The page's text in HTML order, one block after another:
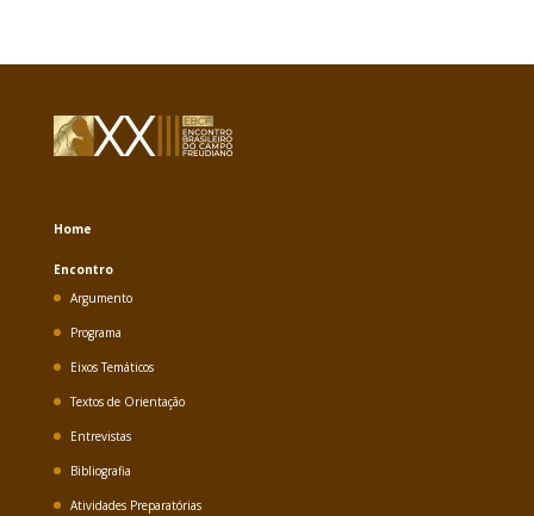
Home
Encontro
Argumento
Programa
Eixos Temáticos
Textos de Orientação
Entrevistas
Bibliografia
Atividades Preparatórias